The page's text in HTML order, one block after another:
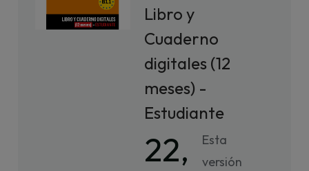
Libro y
Cuaderno
digitales (12
meses) -
Estudiante
22,
Esta
versión